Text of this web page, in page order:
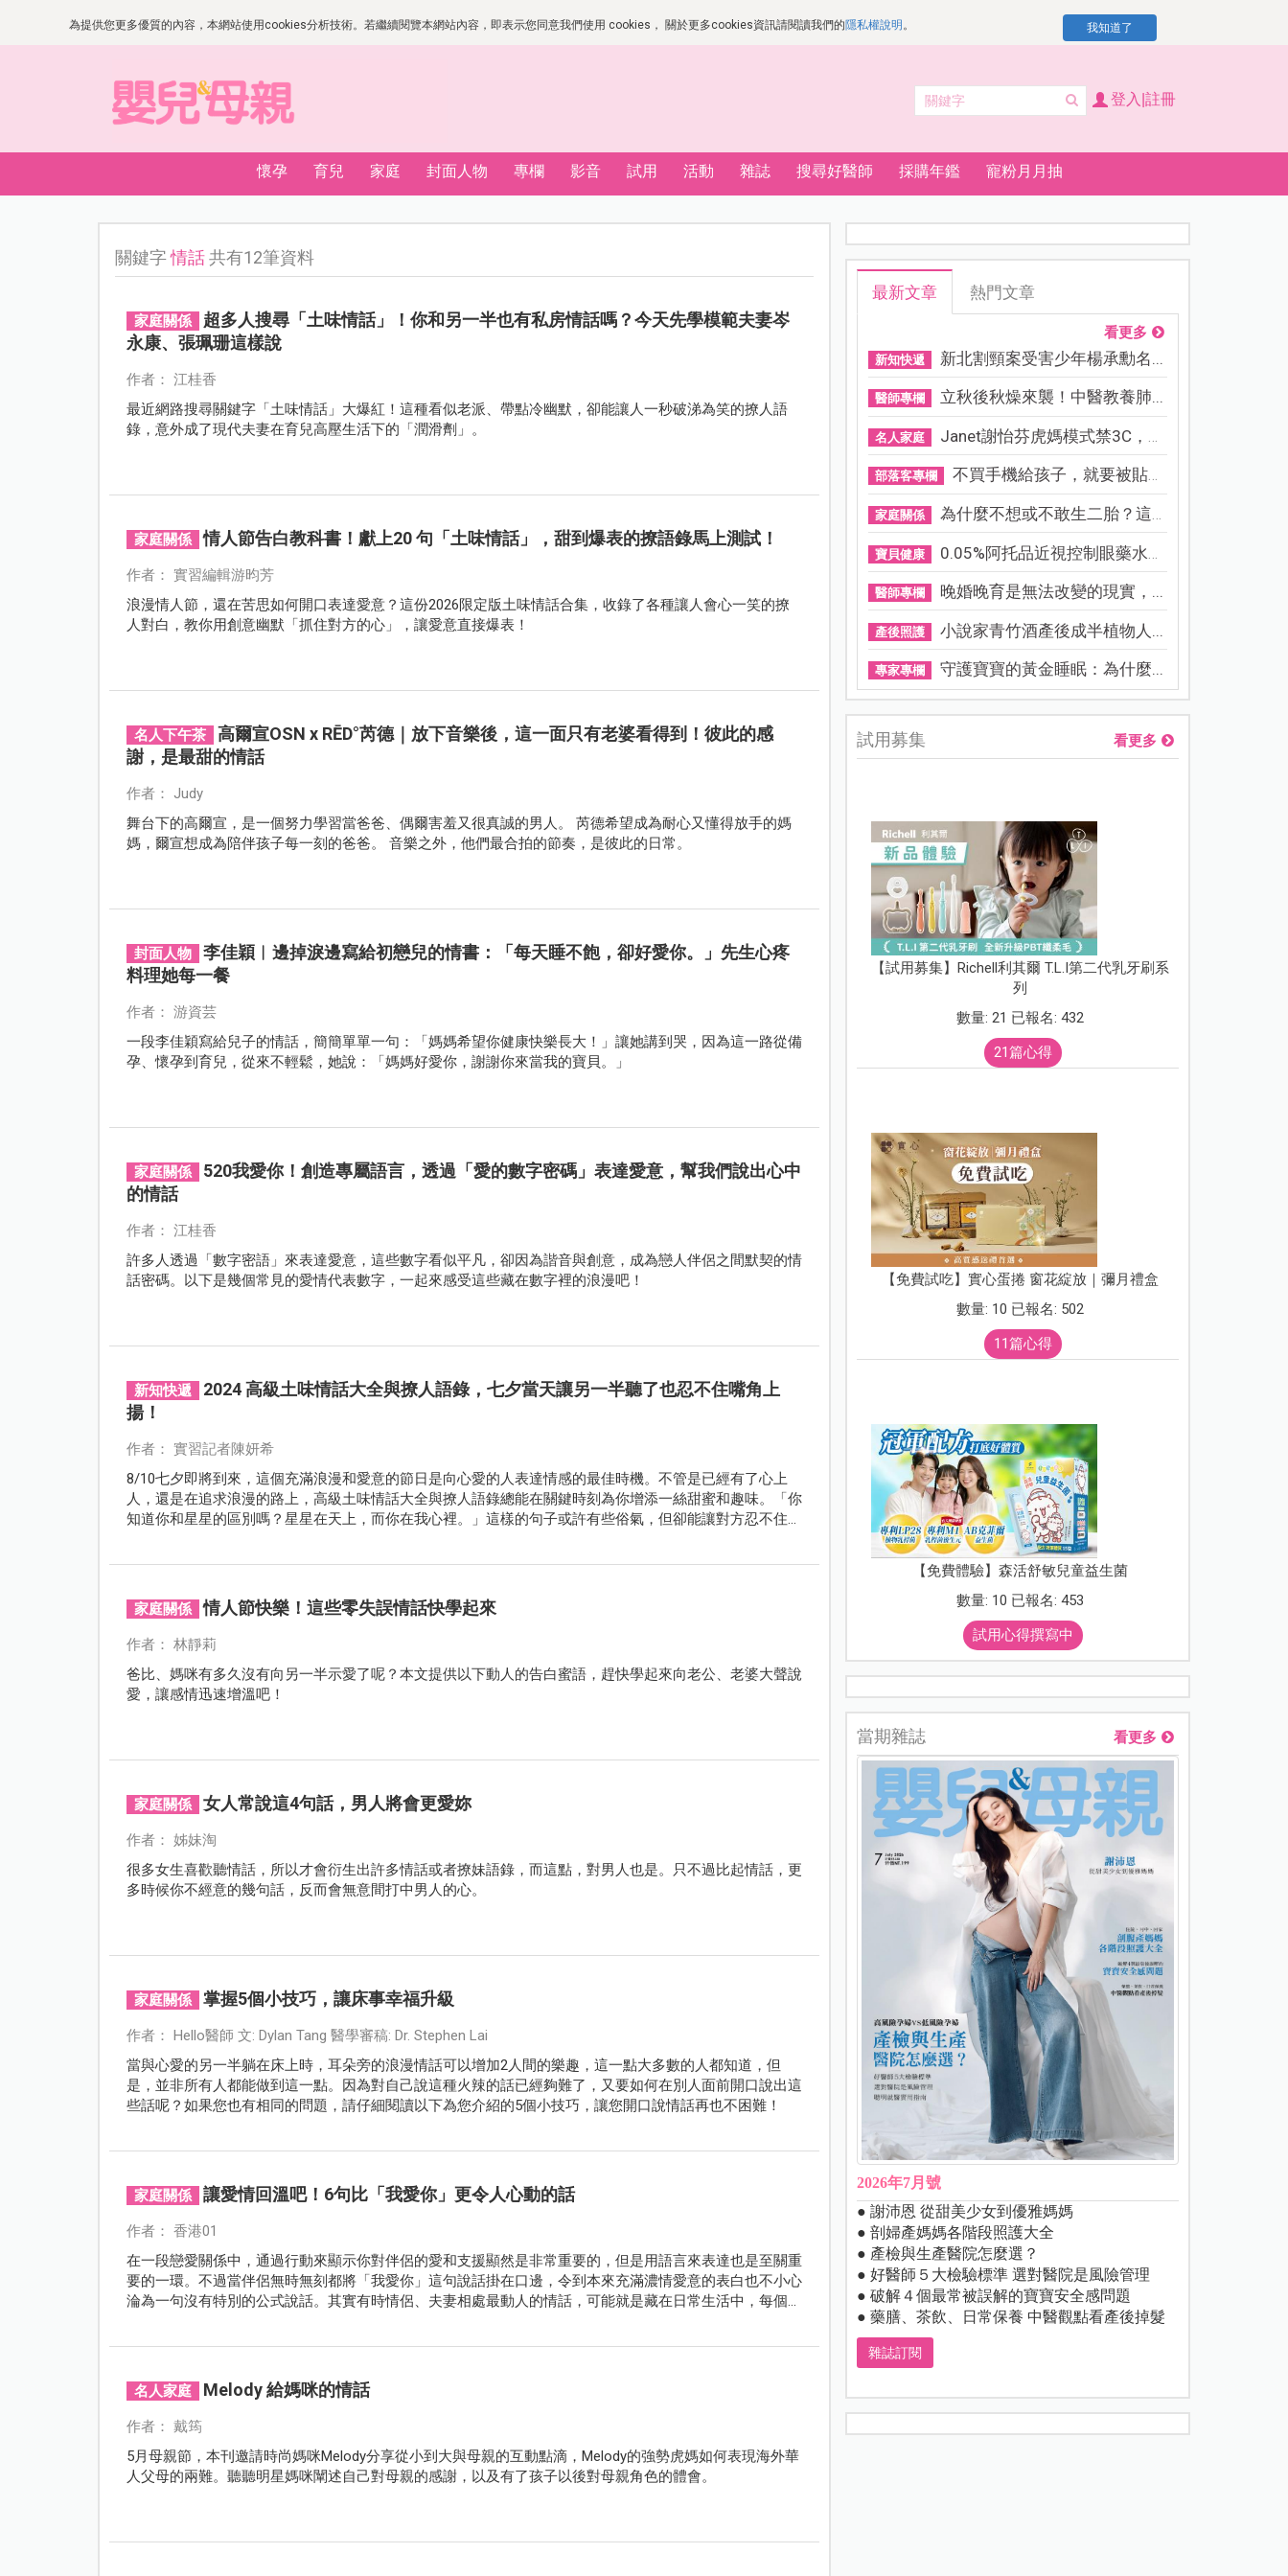
為提供您更多優質的內容，本網站使用cookies分析技術。若繼續閱覽本網站內容，即表示您同意我們使用 cookies， 關於更多cookies資訊請閱讀我們的隱私權說明 。 我知道了
登入|註冊
懷孕 育兒 家庭 封面人物 專欄 影音 試用 活動 雜誌 搜尋好醫師 採購年鑑 寵粉月月抽
關鍵字情話共有12筆資料
家庭關係
超多人搜尋「土味情話」！你和另一半也有私房情話嗎？今天先學模範夫妻岑
永康、張珮珊這樣說
作者： 江桂香
最近網路搜尋關鍵字「土味情話」大爆紅！這種看似老派、帶點冷幽默，卻能讓人一秒破涕為笑的撩人語
錄，意外成了現代夫妻在育兒高壓生活下的「潤滑劑」。
家庭關係 情人節告白教科書！獻上20 句「土味情話」，甜到爆表的撩語錄馬上測試！
作者： 實習編輯游昀芳
浪漫情人節，還在苦思如何開口表達愛意？這份2026限定版土味情話合集，收錄了各種讓人會心一笑的撩
人對白，教你用創意幽默「抓住對方的心」，讓愛意直接爆表！
名人下午茶
高爾宣OSN x RĒD°芮德｜放下音樂後，這一面只有老婆看得到！彼此的感
謝，是最甜的情話
作者： Judy
舞台下的高爾宣，是一個努力學習當爸爸、偶爾害羞又很真誠的男人。 芮德希望成為耐心又懂得放手的媽
媽，爾宣想成為陪伴孩子每一刻的爸爸。 音樂之外，他們最合拍的節奏，是彼此的日常。
封面人物
李佳穎︱邊掉淚邊寫給初戀兒的情書：「每天睡不飽，卻好愛你。」先生心疼
料理她每一餐
作者： 游資芸
一段李佳穎寫給兒子的情話，簡簡單單一句：「媽媽希望你健康快樂長大！」讓她講到哭，因為這一路從備
孕、懷孕到育兒，從來不輕鬆，她說：「媽媽好愛你，謝謝你來當我的寶貝。」
家庭關係
520我愛你！創造專屬語言，透過「愛的數字密碼」表達愛意，幫我們說出心中
的情話
作者： 江桂香
許多人透過「數字密語」來表達愛意，這些數字看似平凡，卻因為諧音與創意，成為戀人伴侶之間默契的情
話密碼。以下是幾個常見的愛情代表數字，一起來感受這些藏在數字裡的浪漫吧！
新知快遞
2024 高級土味情話大全與撩人語錄，七夕當天讓另一半聽了也忍不住嘴角上
揚！
作者： 實習記者陳妍希
8/10七夕即將到來，這個充滿浪漫和愛意的節日是向心愛的人表達情感的最佳時機。不管是已經有了心上
人，還是在追求浪漫的路上，高級土味情話大全與撩人語錄總能在關鍵時刻為你增添一絲甜蜜和趣味。「你
知道你和星星的區別嗎？星星在天上，而你在我心裡。」這樣的句子或許有些俗氣，但卻能讓對方忍不住笑
家庭關係 情人節快樂！這些零失誤情話快學起來
作者： 林靜莉
爸比、媽咪有多久沒有向另一半示愛了呢？本文提供以下動人的告白蜜語，趕快學起來向老公、老婆大聲說
愛，讓感情迅速增溫吧！
家庭關係 女人常說這4句話，男人將會更愛妳
作者： 姊妹淘
很多女生喜歡聽情話，所以才會衍生出許多情話或者撩妹語錄，而這點，對男人也是。只不過比起情話，更
多時候你不經意的幾句話，反而會無意間打中男人的心。
家庭關係 掌握5個小技巧，讓床事幸福升級
作者： Hello醫師 文: Dylan Tang 醫學審稿: Dr. Stephen Lai
當與心愛的另一半躺在床上時，耳朵旁的浪漫情話可以增加2人間的樂趣，這一點大多數的人都知道，但
是，並非所有人都能做到這一點。因為對自己說這種火辣的話已經夠難了，又要如何在別人面前開口說出這
些話呢？如果您也有相同的問題，請仔細閱讀以下為您介紹的5個小技巧，讓您開口說情話再也不困難！
家庭關係 讓愛情回溫吧！6句比「我愛你」更令人心動的話
作者： 香港01
在一段戀愛關係中，通過行動來顯示你對伴侶的愛和支援顯然是非常重要的，但是用語言來表達也是至關重
要的一環。不過當伴侶無時無刻都將「我愛你」這句說話掛在口邊，令到本來充滿濃情愛意的表白也不小心
淪為一句沒有特別的公式說話。其實有時情侶、夫妻相處最動人的情話，可能就是藏在日常生活中，每個有
名人家庭 Melody 給媽咪的情話
作者： 戴筠
5月母親節，本刊邀請時尚媽咪Melody分享從小到大與母親的互動點滴，Melody的強勢虎媽如何表現海外華
人父母的兩難。聽聽明星媽咪闡述自己對母親的感謝，以及有了孩子以後對母親角色的體會。
最新文章 熱門文章
看更多
新知快遞 新北割頸案受害少年楊承勳名...
醫師專欄 立秋後秋燥來襲！中醫教養肺...
名人家庭 Janet謝怡芬虎媽模式禁3C，看...
部落客專欄 不買手機給孩子，就要被貼「...
家庭關係 為什麼不想或不敢生二胎？這8...
寶貝健康 0.05%阿托品近視控制眼藥水納...
醫師專欄 晚婚晚育是無法改變的現實，...
產後照護 小說家青竹酒產後成半植物人...
專家專欄 守護寶寶的黃金睡眠：為什麼...
試用募集 看更多
【試用募集】Richell利其爾 T.L.I第二代乳牙刷系
列
數量: 21 已報名: 432
21篇心得
【免費試吃】實心蛋捲 窗花綻放｜彌月禮盒
數量: 10 已報名: 502
11篇心得
【免費體驗】森活舒敏兒童益生菌
數量: 10 已報名: 453
試用心得撰寫中
當期雜誌 看更多
2026年7月號
● 謝沛恩 從甜美少女到優雅媽媽
● 剖婦產媽媽各階段照護大全
● 產檢與生產醫院怎麼選？
● 好醫師５大檢驗標準 選對醫院是風險管理
● 破解４個最常被誤解的寶寶安全感問題
● 藥膳、茶飲、日常保養 中醫觀點看產後掉髮
雜誌訂閱